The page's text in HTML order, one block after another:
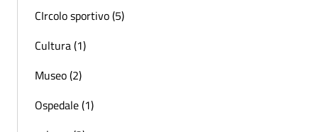
CIrcolo sportivo (5)
Cultura (1)
Museo (2)
Ospedale (1)